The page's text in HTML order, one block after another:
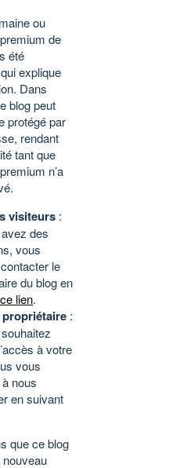
ou
de
été
explique
Dans
blog peut
protégé par
rendant
tant que
n’a
visiteurs :
des
vous
le
du blog en
ce lien.
:
à votre
vous
nous
en suivant
que ce blog